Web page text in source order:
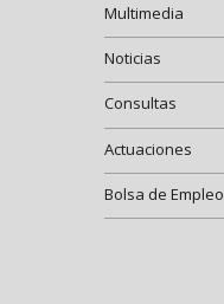
Multimedia
Noticias
Consultas
Actuaciones
Bolsa de Empleo